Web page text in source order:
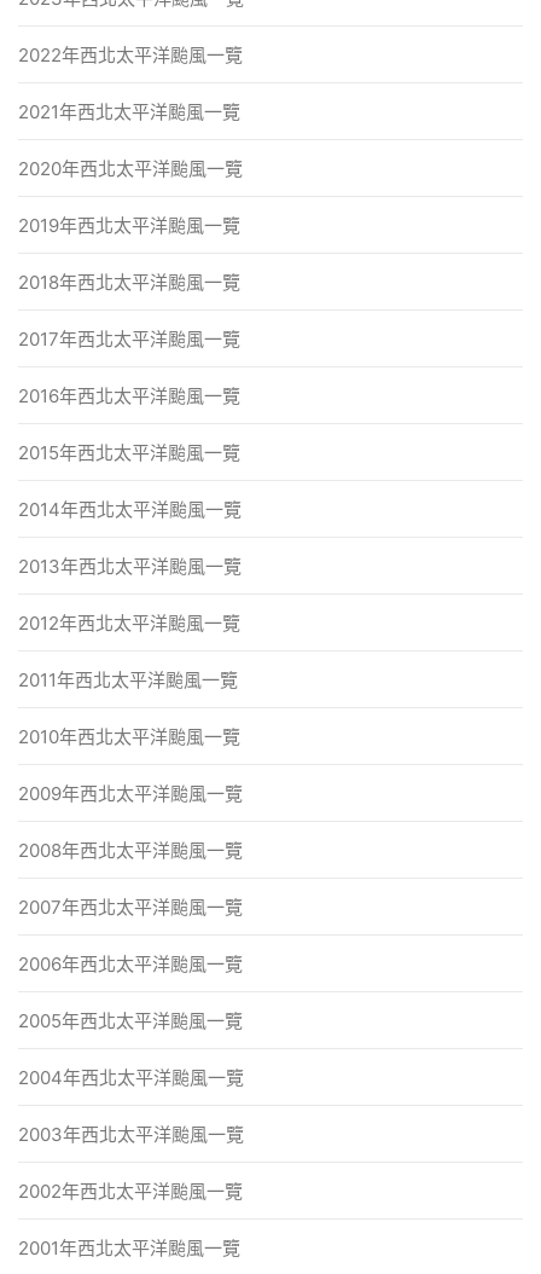
2022年西北太平洋颱風一覽
2021年西北太平洋颱風一覽
2020年西北太平洋颱風一覽
2019年西北太平洋颱風一覽
2018年西北太平洋颱風一覽
2017年西北太平洋颱風一覽
2016年西北太平洋颱風一覽
2015年西北太平洋颱風一覽
2014年西北太平洋颱風一覽
2013年西北太平洋颱風一覽
2012年西北太平洋颱風一覽
2011年西北太平洋颱風一覽
2010年西北太平洋颱風一覽
2009年西北太平洋颱風一覽
2008年西北太平洋颱風一覽
2007年西北太平洋颱風一覽
2006年西北太平洋颱風一覽
2005年西北太平洋颱風一覽
2004年西北太平洋颱風一覽
2003年西北太平洋颱風一覽
2002年西北太平洋颱風一覽
2001年西北太平洋颱風一覽